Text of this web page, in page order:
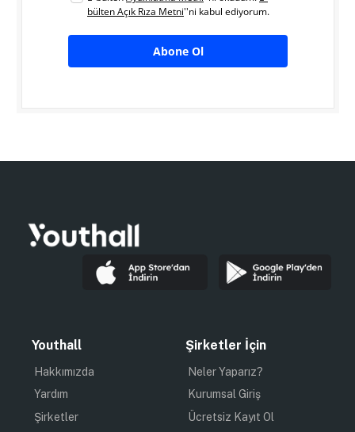
bülten Açık Rıza Metni''ni kabul ediyorum.
Abone Ol
Youthall
Hakkımızda
Yardım
Şirketler
Şirketler İçin
Neler Yaparız?
Kurumsal Giriş
Ücretsiz Kayıt Ol